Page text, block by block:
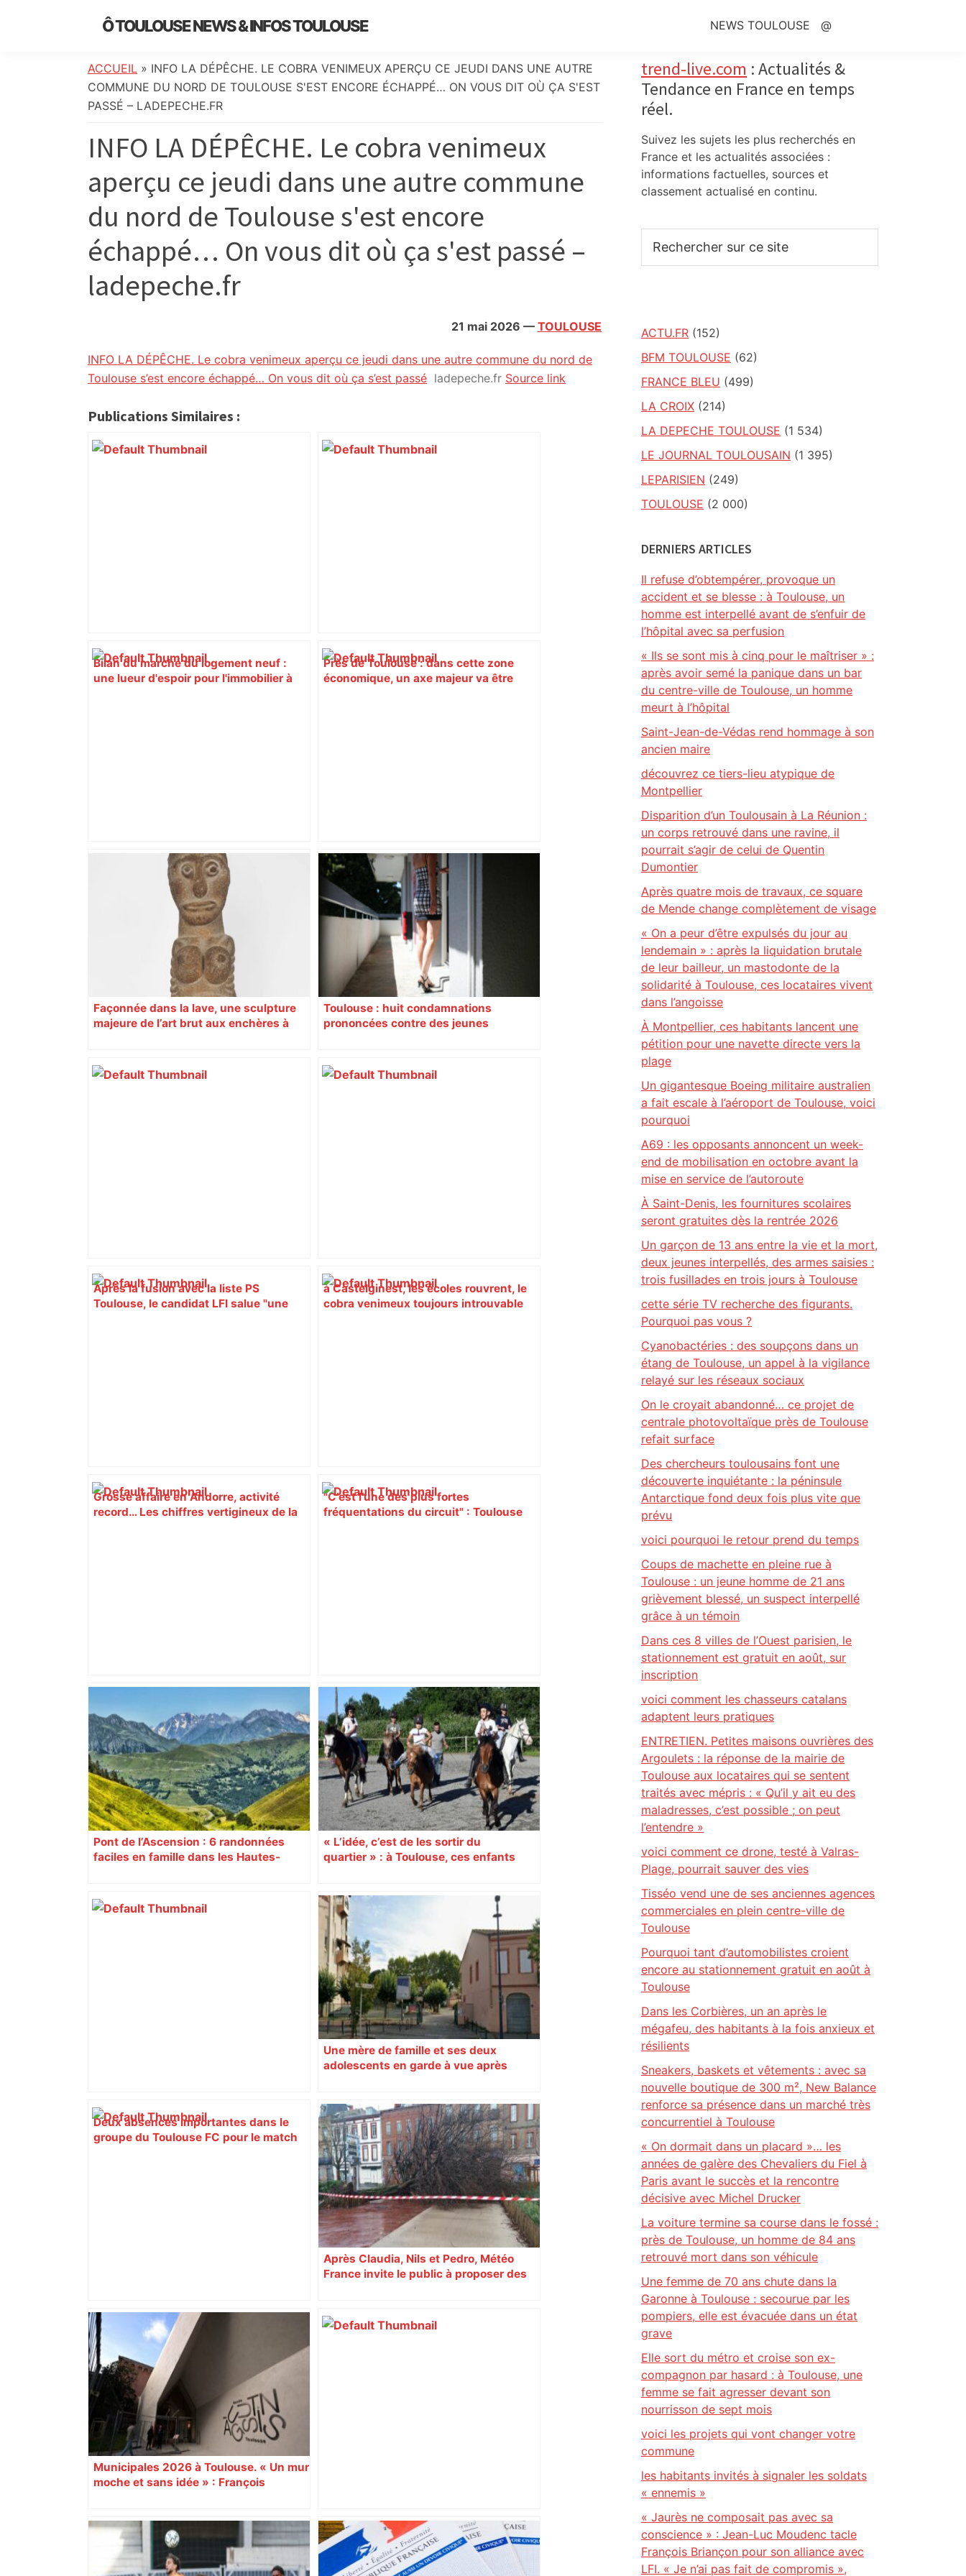
Ô TOULOUSE NEWS & INFOS TOULOUSE
de
l’actualité
toulousaine
info
locale,
société,
culture,
politique,
météo,
faits
et
initiatives
NEWS TOULOUSE @
ACCUEIL » INFO LA DÉPÊCHE. LE COBRA VENIMEUX APERÇU CE JEUDI DANS UNE AUTRE
COMMUNE DU NORD DE TOULOUSE S'EST ENCORE ÉCHAPPÉ… ON VOUS DIT OÙ ÇA S'EST
PASSÉ – LADEPECHE.FR
INFO LA DÉPÊCHE. Le cobra venimeux
aperçu ce jeudi dans une autre commune
du nord de Toulouse s'est encore
échappé… On vous dit où ça s'est passé –
ladepeche.fr
21 mai 2026 — TOULOUSE
INFO LA DÉPÊCHE. Le cobra venimeux aperçu ce jeudi dans une autre commune du nord de
Toulouse s’est encore échappé… On vous dit où ça s’est passé ladepeche.fr Source link
Publications Similaires :
Bilan du marché du logement neuf :
une lueur d'espoir pour l'immobilier à
Près de Toulouse : dans cette zone
économique, un axe majeur va être
Actus et critiques culturelles en France
et dans le monde – Télérama
Si vous prenez le tram à Toulouse,
attention : la ligne T1 sera à l’arrêt trois
soirs cette semaine, voici les
alternatives – ladepeche.fr
Façonnée dans la lave, une sculpture
majeure de l’art brut aux enchères à
Toulouse : huit condamnations
prononcées contre des jeunes
Après la fusion avec la liste PS
Toulouse, le candidat LFI salue "une
à Castelginest, les écoles rouvrent, le
cobra venimeux toujours introuvable
Grosse affaire en Andorre, activité
record… Les chiffres vertigineux de la
"C’est l’une des plus fortes
fréquentations du circuit" : Toulouse
Alliance PS/LFI à Toulouse : Marc
Sztulman claque la porte – RMC
Un octogénaire est décédé ce jeudi à
Toulouse après avoir sauté du pont des
Catalans dans la Garonne –
ladepeche.fr
Pont de l’Ascension : 6 randonnées
faciles en famille dans les Hautes-
« L’idée, c’est de les sortir du
quartier » : à Toulouse, ces enfants
Deux absences importantes dans le
groupe du Toulouse FC pour le match
Une mère de famille et ses deux
adolescents en garde à vue après
Toulouse : prévisions météo du lundi 18
mai 2026 – Météocity
Après Claudia, Nils et Pedro, Météo
France invite le public à proposer des
Municipales 2026 à Toulouse. « Un mur
moche et sans idée » : François
Augustins
Près de Toulouse. "Une brume de
plastique"… La fumée venue du camp
des gens du voyage pollue l'air du
Primary
Sidebar
trend-live.com : Actualités &
Tendance en France en temps
réel.
Suivez les sujets les plus recherchés en
France et les actualités associées :
informations factuelles, sources et
classement actualisé en continu.
sur
ACTU.FR (152)
BFM TOULOUSE (62)
FRANCE BLEU (499)
LA CROIX (214)
LA DEPECHE TOULOUSE (1 534)
LE JOURNAL TOULOUSAIN (1 395)
LEPARISIEN (249)
TOULOUSE (2 000)
DERNIERS ARTICLES
Il refuse d’obtempérer, provoque un
accident et se blesse : à Toulouse, un
homme est interpellé avant de s’enfuir de
l’hôpital avec sa perfusion
« Ils se sont mis à cinq pour le maîtriser » :
après avoir semé la panique dans un bar
du centre-ville de Toulouse, un homme
meurt à l’hôpital
Saint-Jean-de-Védas rend hommage à son
ancien maire
découvrez ce tiers-lieu atypique de
Montpellier
Disparition d’un Toulousain à La Réunion :
un corps retrouvé dans une ravine, il
pourrait s’agir de celui de Quentin
Dumontier
Après quatre mois de travaux, ce square
de Mende change complètement de visage
« On a peur d’être expulsés du jour au
lendemain » : après la liquidation brutale
de leur bailleur, un mastodonte de la
solidarité à Toulouse, ces locataires vivent
dans l’angoisse
À Montpellier, ces habitants lancent une
pétition pour une navette directe vers la
plage
Un gigantesque Boeing militaire australien
a fait escale à l’aéroport de Toulouse, voici
pourquoi
A69 : les opposants annoncent un week-
end de mobilisation en octobre avant la
mise en service de l’autoroute
À Saint-Denis, les fournitures scolaires
seront gratuites dès la rentrée 2026
Un garçon de 13 ans entre la vie et la mort,
deux jeunes interpellés, des armes saisies :
trois fusillades en trois jours à Toulouse
cette série TV recherche des figurants.
Pourquoi pas vous ?
Cyanobactéries : des soupçons dans un
étang de Toulouse, un appel à la vigilance
relayé sur les réseaux sociaux
On le croyait abandonné… ce projet de
centrale photovoltaïque près de Toulouse
refait surface
Des chercheurs toulousains font une
découverte inquiétante : la péninsule
Antarctique fond deux fois plus vite que
prévu
voici pourquoi le retour prend du temps
Coups de machette en pleine rue à
Toulouse : un jeune homme de 21 ans
grièvement blessé, un suspect interpellé
grâce à un témoin
Dans ces 8 villes de l’Ouest parisien, le
stationnement est gratuit en août, sur
inscription
voici comment les chasseurs catalans
adaptent leurs pratiques
ENTRETIEN. Petites maisons ouvrières des
Argoulets : la réponse de la mairie de
Toulouse aux locataires qui se sentent
traités avec mépris : « Qu’il y ait eu des
maladresses, c’est possible ; on peut
l’entendre »
voici comment ce drone, testé à Valras-
Plage, pourrait sauver des vies
Tisséo vend une de ses anciennes agences
commerciales en plein centre-ville de
Toulouse
Pourquoi tant d’automobilistes croient
encore au stationnement gratuit en août à
Toulouse
Dans les Corbières, un an après le
mégafeu, des habitants à la fois anxieux et
résilients
Sneakers, baskets et vêtements : avec sa
nouvelle boutique de 300 m², New Balance
renforce sa présence dans un marché très
concurrentiel à Toulouse
« On dormait dans un placard »… les
années de galère des Chevaliers du Fiel à
Paris avant le succès et la rencontre
décisive avec Michel Drucker
La voiture termine sa course dans le fossé :
près de Toulouse, un homme de 84 ans
retrouvé mort dans son véhicule
Une femme de 70 ans chute dans la
Garonne à Toulouse : secourue par les
pompiers, elle est évacuée dans un état
grave
Elle sort du métro et croise son ex-
compagnon par hasard : à Toulouse, une
femme se fait agresser devant son
nourrisson de sept mois
voici les projets qui vont changer votre
commune
les habitants invités à signaler les soldats
« ennemis »
« Jaurès ne composait pas avec sa
conscience » : Jean-Luc Moudenc tacle
François Briançon pour son alliance avec
LFI. « Je n’ai pas fait de compromis »,